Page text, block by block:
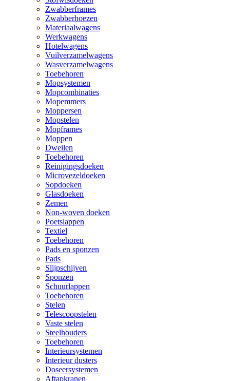
Zwabberframes
Zwabberhoezen
Materiaalwagens
Werkwagens
Hotelwagens
Vuilverzamelwagens
Wasverzamelwagens
Toebehoren
Mopsystemen
Mopcombinaties
Mopemmers
Moppersen
Mopstelen
Mopframes
Moppen
Dweilen
Toebehoren
Reinigingsdoeken
Microvezeldoeken
Sopdoeken
Glasdoeken
Zemen
Non-woven doeken
Poetslappen
Textiel
Toebehoren
Pads en sponzen
Pads
Slijpschijven
Sponzen
Schuurlappen
Toebehoren
Stelen
Telescoopstelen
Vaste stelen
Steelhouders
Toebehoren
Interieursystemen
Interieur dusters
Doseersystemen
Aftapkranen